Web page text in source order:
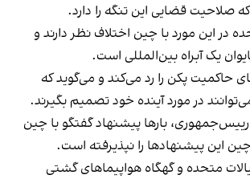
صلاحیت قضایی این تنگه را دارد.
در این مورد با چین اختلاف نظر دارند و
یک آبراه بین‌المللی است.
حاکمیت پکن را رد می‌کند و می‌گوید که
در مورد آینده خود تصمیم بگیرند.
بارها پیشنهاد گفتگو با چین
چین این پیشنهادها را نپذیرفته است.
متحده و گهگاه هواپیماهای گشتی